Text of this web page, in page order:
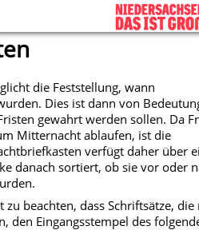
die Feststellung, wann
Dies ist dann von
gewahrt werden sollen. Da
Mitternacht ablaufen, ist die
verfügt daher über
danach sortiert, ob sie vor oder
beachten, dass Schriftsätze, die
den Eingangsstempel des